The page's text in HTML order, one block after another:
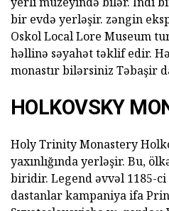
bir evdə yerləşir. zəngin
Oskol Local Lore Museum
həllinə səyahət təklif edir.
monastır bilərsiniz Təbaşir
HOLKOVSKY
Holy Trinity Monastery
yaxınlığında yerləşir. Bu,
biridir. Legend əvvəl 1185-ci
dastanlar kampaniya ifa